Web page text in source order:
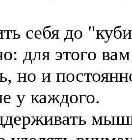
себя до
для этого
но и
у каждого.